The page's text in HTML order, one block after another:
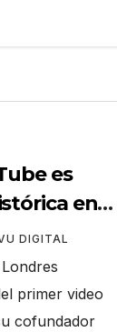
es
en
DIGITAL
primer video
cofundador